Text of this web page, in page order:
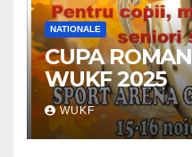
NATIONALE
CUPA
WUKF 2025
WUKF